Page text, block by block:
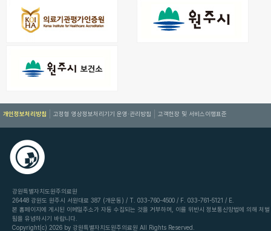
개인정보처리방침 고정형 영상정보처리기기 운영·관리방침 고객헌장 및 서비스이행표준
강원특별자치도원주의료원
26448 강원도 원주시 서원대로 387 (개운동) / T. 033-760-4500 / F. 033-761-5121 / E.
본 홈페이지에 게시된 이메일주소가 자동 수집되는 것을 거부하며, 이를 위반시 정보통신망법에 의해 처벌
됨을 유념하시기 바랍니다.
Copyright(c) 2026 by 강원특별자치도원주의료원 All Rights Reserved.